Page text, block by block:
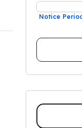
Notice Period